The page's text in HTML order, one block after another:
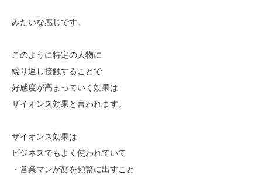
みたいな感じです。
このように特定の人物に
繰り返し接触することで
好感度が高まっていく効果は
ザイオンス効果と言われます。
ザイオンス効果は
ビジネスでもよく使われていて
・営業マンが顔を頻繁に出すこと